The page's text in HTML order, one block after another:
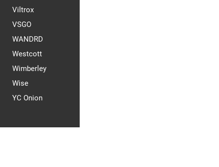
Viltrox
VSGO
WANDRD
Westcott
Wimberley
Wise
YC Onion